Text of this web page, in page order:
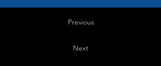
Previous
Next